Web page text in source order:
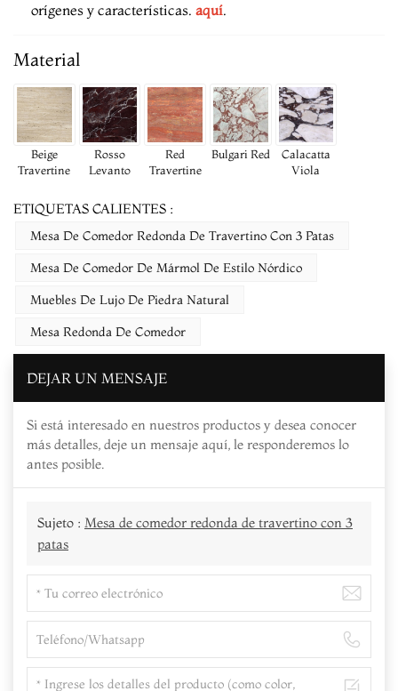
orígenes y características. aquí.
Material
Beige
Travertine
Rosso
Levanto
Red
Travertine
Bulgari Red
Calacatta
Viola
ETIQUETAS CALIENTES :
Mesa De Comedor Redonda De Travertino Con 3 Patas
Mesa De Comedor De Mármol De Estilo Nórdico
Muebles De Lujo De Piedra Natural
Mesa Redonda De Comedor
DEJAR UN MENSAJE
Si está interesado en nuestros productos y desea conocer
más detalles, deje un mensaje aquí, le responderemos lo
antes posible.
Sujeto : Mesa de comedor redonda de travertino con 3
patas